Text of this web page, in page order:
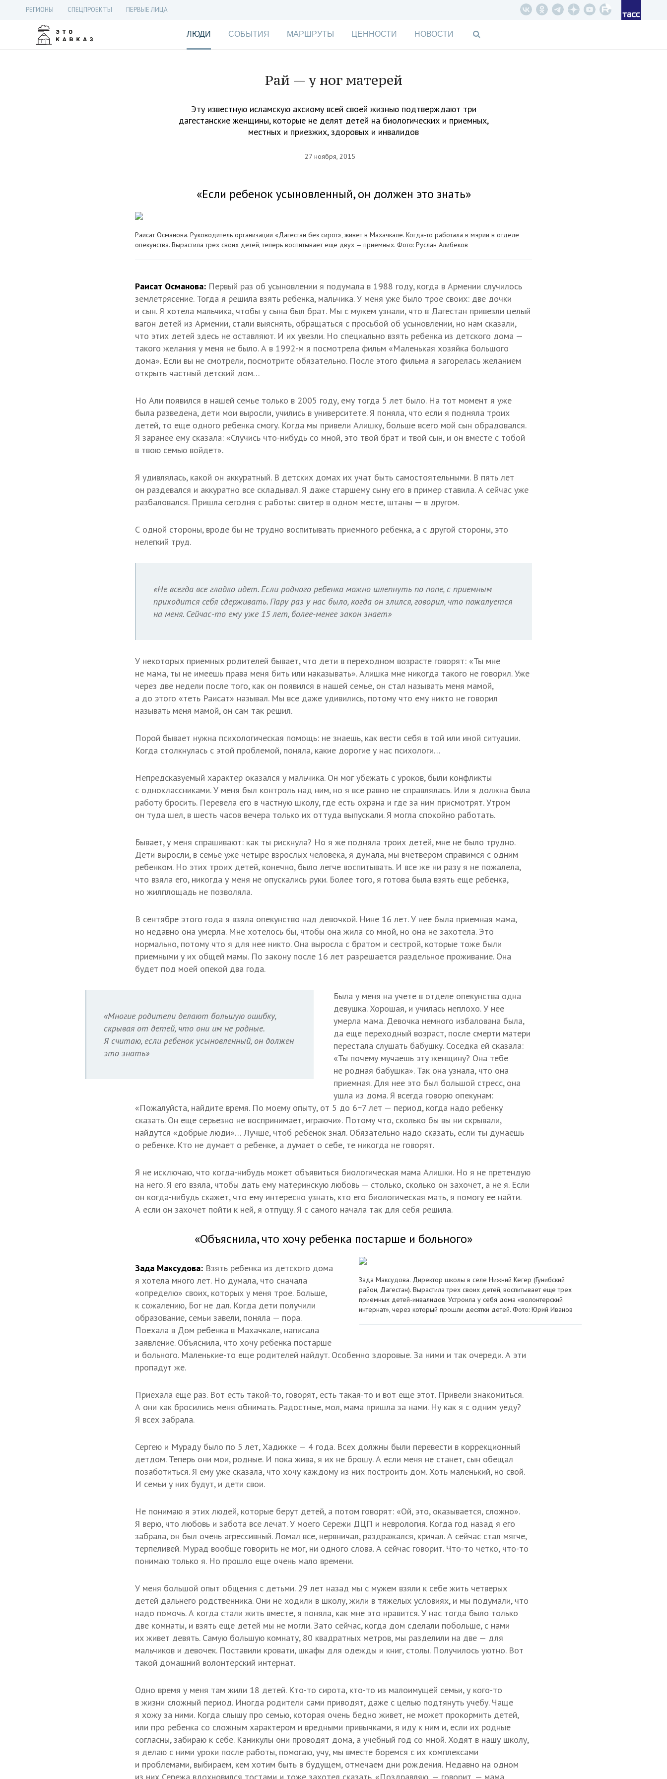
РЕГИОНЫ СПЕЦПРОЕКТЫ ПЕРВЫЕ ЛИЦА
ЛЮДИ СОБЫТИЯ МАРШРУТЫ ЦЕННОСТИ НОВОСТИ
Рай — у ног матерей
Эту известную исламскую аксиому всей своей жизнью подтверждают три
дагестанские женщины, которые не делят детей на биологических и приемных,
местных и приезжих, здоровых и инвалидов
27 ноября, 2015
«Если ребенок усыновленный, он должен это знать»
Раисат Османова. Руководитель организации «Дагестан без сирот», живет в Махачкале. Когда-то работала в мэрии в отделе
опекунства. Вырастила трех своих детей, теперь воспитывает еще двух — приемных. Фото: Руслан Алибеков
Раисат Османова: Первый раз об усыновлении я подумала в 1988 году, когда в Армении случилось
землетрясение. Тогда я решила взять ребенка, мальчика. У меня уже было трое своих: две дочки
и сын. Я хотела мальчика, чтобы у сына был брат. Мы с мужем узнали, что в Дагестан привезли целый
вагон детей из Армении, стали выяснять, обращаться с просьбой об усыновлении, но нам сказали,
что этих детей здесь не оставляют. И их увезли. Но специально взять ребенка из детского дома —
такого желания у меня не было. А в 1992-м я посмотрела фильм «Маленькая хозяйка большого
дома». Если вы не смотрели, посмотрите обязательно. После этого фильма я загорелась желанием
открыть частный детский дом…
Но Али появился в нашей семье только в 2005 году, ему тогда 5 лет было. На тот момент я уже
была разведена, дети мои выросли, учились в университете. Я поняла, что если я подняла троих
детей, то еще одного ребенка смогу. Когда мы привели Алишку, больше всего мой сын обрадовался.
Я заранее ему сказала: «Случись что-нибудь со мной, это твой брат и твой сын, и он вместе с тобой
в твою семью войдет».
Я удивлялась, какой он аккуратный. В детских домах их учат быть самостоятельными. В пять лет
он раздевался и аккуратно все складывал. Я даже старшему сыну его в пример ставила. А сейчас уже
разбаловался. Пришла сегодня с работы: свитер в одном месте, штаны — в другом.
С одной стороны, вроде бы не трудно воспитывать приемного ребенка, а с другой стороны, это
нелегкий труд.
«Не всегда все гладко идет. Если родного ребенка можно шлепнуть по попе, с приемным
приходится себя сдерживать. Пару раз у нас было, когда он злился, говорил, что пожалуется
на меня. Сейчас-то ему уже 15 лет, более-менее закон знает»
У некоторых приемных родителей бывает, что дети в переходном возрасте говорят: «Ты мне
не мама, ты не имеешь права меня бить или наказывать». Алишка мне никогда такого не говорил. Уже
через две недели после того, как он появился в нашей семье, он стал называть меня мамой,
а до этого «теть Раисат» называл. Мы все даже удивились, потому что ему никто не говорил
называть меня мамой, он сам так решил.
Порой бывает нужна психологическая помощь: не знаешь, как вести себя в той или иной ситуации.
Когда столкнулась с этой проблемой, поняла, какие дорогие у нас психологи…
Непредсказуемый характер оказался у мальчика. Он мог убежать с уроков, были конфликты
с одноклассниками. У меня был контроль над ним, но я все равно не справлялась. Или я должна была
работу бросить. Перевела его в частную школу, где есть охрана и где за ним присмотрят. Утром
он туда шел, в шесть часов вечера только их оттуда выпускали. Я могла спокойно работать.
Бывает, у меня спрашивают: как ты рискнула? Но я же подняла троих детей, мне не было трудно.
Дети выросли, в семье уже четыре взрослых человека, я думала, мы вчетвером справимся с одним
ребенком. Но этих троих детей, конечно, было легче воспитывать. И все же ни разу я не пожалела,
что взяла его, никогда у меня не опускались руки. Более того, я готова была взять еще ребенка,
но жилплощадь не позволяла.
В сентябре этого года я взяла опекунство над девочкой. Нине 16 лет. У нее была приемная мама,
но недавно она умерла. Мне хотелось бы, чтобы она жила со мной, но она не захотела. Это
нормально, потому что я для нее никто. Она выросла с братом и сестрой, которые тоже были
приемными у их общей мамы. По закону после 16 лет разрешается раздельное проживание. Она
будет под моей опекой два года.
«Многие родители делают большую ошибку,
скрывая от детей, что они им не родные.
Я считаю, если ребенок усыновленный, он должен
это знать»
Была у меня на учете в отделе опекунства одна
девушка. Хорошая, и училась неплохо. У нее
умерла мама. Девочка немного избалована была,
да еще переходный возраст, после смерти матери
перестала слушать бабушку. Соседка ей сказала:
«Ты почему мучаешь эту женщину? Она тебе
не родная бабушка». Так она узнала, что она
приемная. Для нее это был большой стресс, она
ушла из дома. Я всегда говорю опекунам:
«Пожалуйста, найдите время. По моему опыту, от 5 до 6−7 лет — период, когда надо ребенку
сказать. Он еще серьезно не воспринимает, играючи». Потому что, сколько бы вы ни скрывали,
найдутся «добрые люди»… Лучше, чтоб ребенок знал. Обязательно надо сказать, если ты думаешь
о ребенке. Кто не думает о ребенке, а думает о себе, те никогда не говорят.
Я не исключаю, что когда-нибудь может объявиться биологическая мама Алишки. Но я не претендую
на него. Я его взяла, чтобы дать ему материнскую любовь — столько, сколько он захочет, а не я. Если
он когда-нибудь скажет, что ему интересно узнать, кто его биологическая мать, я помогу ее найти.
А если он захочет пойти к ней, я отпущу. Я с самого начала так для себя решила.
«Объяснила, что хочу ребенка постарше и больного»
Зада Максудова. Директор школы в селе Нижний Кегер (Гунибский
район, Дагестан). Вырастила трех своих детей, воспитывает еще трех
приемных детей-инвалидов. Устроила у себя дома «волонтерский
интернат», через который прошли десятки детей. Фото: Юрий Иванов
Зада Максудова: Взять ребенка из детского дома
я хотела много лет. Но думала, что сначала
«определю» своих, которых у меня трое. Больше,
к сожалению, Бог не дал. Когда дети получили
образование, семьи завели, поняла — пора.
Поехала в Дом ребенка в Махачкале, написала
заявление. Объяснила, что хочу ребенка постарше
и больного. Маленькие-то еще родителей найдут. Особенно здоровые. За ними и так очереди. А эти
пропадут же.
Приехала еще раз. Вот есть такой-то, говорят, есть такая-то и вот еще этот. Привели знакомиться.
А они как бросились меня обнимать. Радостные, мол, мама пришла за нами. Ну как я с одним уеду?
Я всех забрала.
Сергею и Мураду было по 5 лет, Хадижке — 4 года. Всех должны были перевести в коррекционный
детдом. Теперь они мои, родные. И пока жива, я их не брошу. А если меня не станет, сын обещал
позаботиться. Я ему уже сказала, что хочу каждому из них построить дом. Хоть маленький, но свой.
И семьи у них будут, и дети свои.
Не понимаю я этих людей, которые берут детей, а потом говорят: «Ой, это, оказывается, сложно».
Я верю, что любовь и забота все лечат. У моего Сережи ДЦП и неврология. Когда год назад я его
забрала, он был очень агрессивный. Ломал все, нервничал, раздражался, кричал. А сейчас стал мягче,
терпеливей. Мурад вообще говорить не мог, ни одного слова. А сейчас говорит. Что-то четко, что-то
понимаю только я. Но прошло еще очень мало времени.
У меня большой опыт общения с детьми. 29 лет назад мы с мужем взяли к себе жить четверых
детей дальнего родственника. Они не ходили в школу, жили в тяжелых условиях, и мы подумали, что
надо помочь. А когда стали жить вместе, я поняла, как мне это нравится. У нас тогда было только
две комнаты, и взять еще детей мы не могли. Зато сейчас, когда дом сделали побольше, с нами
их живет девять. Самую большую комнату, 80 квадратных метров, мы разделили на две — для
мальчиков и девочек. Поставили кровати, шкафы для одежды и книг, столы. Получилось уютно. Вот
такой домашний волонтерский интернат.
Одно время у меня там жили 18 детей. Кто-то сирота, кто-то из малоимущей семьи, у кого-то
в жизни сложный период. Иногда родители сами приводят, даже с целью подтянуть учебу. Чаще
я хожу за ними. Когда слышу про семью, которая очень бедно живет, не может прокормить детей,
или про ребенка со сложным характером и вредными привычками, я иду к ним и, если их родные
согласны, забираю к себе. Каникулы они проводят дома, а учебный год со мной. Ходят в нашу школу,
я делаю с ними уроки после работы, помогаю, учу, мы вместе боремся с их комплексами
и проблемами, выбираем, кем хотим быть в будущем, отмечаем дни рождения. Недавно на одном
из них Сережа вдохновился тостами и тоже захотел сказать. «Поздравляю, — говорит, — мама.